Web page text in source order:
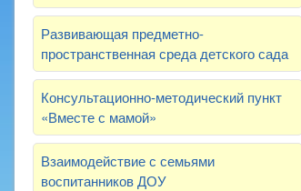
Развивающая предметно-
пространственная среда детского сада
Консультационно-методический пункт
«Вместе с мамой»
Взаимодействие с семьями
воспитанников ДОУ